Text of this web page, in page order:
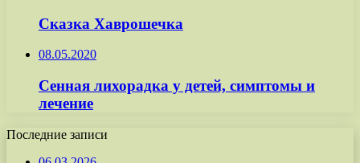
Сказка Хаврошечка
08.05.2020
Сенная лихорадка у детей, симптомы и
лечение
Последние записи